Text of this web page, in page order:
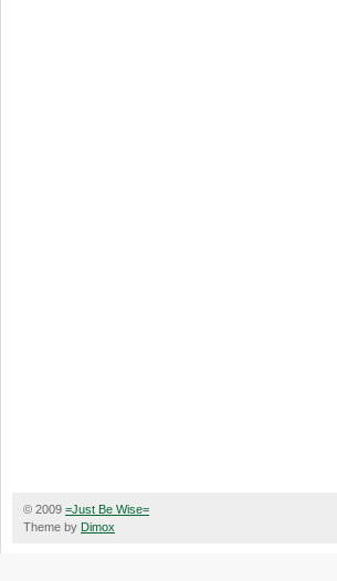
© 2009 =Just Be Wise=
Theme by Dimox